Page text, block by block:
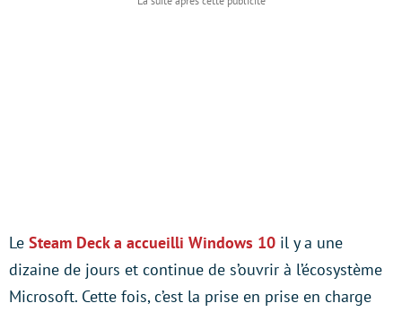
Le Steam Deck a accueilli Windows 10 il y a une
dizaine de jours et continue de s’ouvrir à l’écosystème
Microsoft. Cette fois, c’est la prise en prise en charge